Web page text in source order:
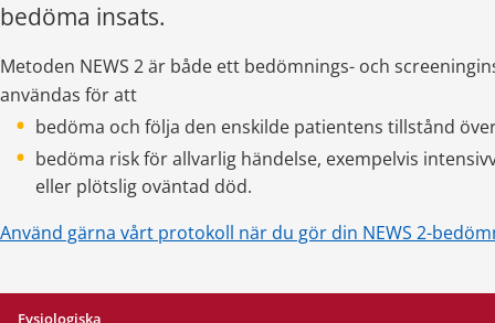
bedöma insats.
Metoden NEWS 2 är både ett bedömnings- och
användas för att
bedöma och följa den enskilde patientens tillstånd
bedöma risk för allvarlig händelse, exempelvis
eller plötslig oväntad död.
Använd gärna vårt protokoll när du gör din NEWS 2-
Fysiologiska